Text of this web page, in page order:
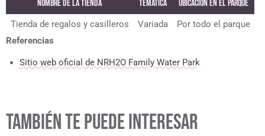
Nombre de la tienda Temática Ubicación en el Parque
Tienda de regalos y casilleros Variada
Por todo el parque
Referencias
Sitio web oficial de NRH2O Family Water Park
TAMBIÉN TE PUEDE INTERESAR